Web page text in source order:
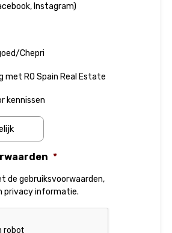
Instagram)
Chepri
met RO Spain Real Estate
kennissen
*
de gebruiksvoorwaarden,
privacy informatie.